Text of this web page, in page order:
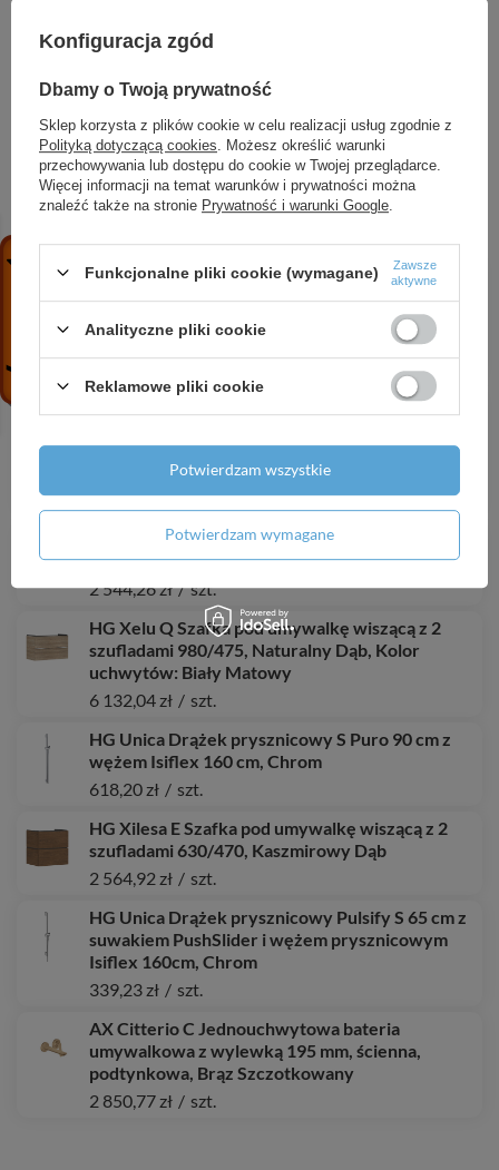
Wysokość (cm)
Głębokość (cm) 7.5
ZOBACZ RÓWNIEŻ
HG Xelu Q Zestaw mała umywalka wisz. z półką
po lewej stronie z szafką z drzwiami lewymi
340/245, Szary Diament Matowy, Kolor
uchwytów: Czarny Matowy
3 014,36 zł / szt.
kompletem odpływowym z cięgłem, Brąz
Szczotkowany
1 803,80 zł / szt.
AX Citterio E Moduł prysznicowy 120/120,
softsquare, podtynkowy, Brąz Szczotkowany
2 544,26 zł / szt.
HG Xelu Q Szafka pod umywalkę wiszącą z 2
szufladami 980/475, Naturalny Dąb, Kolor
uchwytów: Biały Matowy
6 132,04 zł / szt.
HG Unica Drążek prysznicowy S Puro 90 cm z
wężem Isiflex 160 cm, Chrom
618,20 zł / szt.
HG Xilesa E Szafka pod umywalkę wiszącą z 2
szufladami 630/470, Kaszmirowy Dąb
2 564,92 zł / szt.
HG Unica Drążek prysznicowy Pulsify S 65 cm z
suwakiem PushSlider i wężem prysznicowym
Isiflex 160cm, Chrom
339,23 zł / szt.
AX Citterio C Jednouchwytowa bateria
umywalkowa z wylewką 195 mm, ścienna,
podtynkowa, Brąz Szczotkowany
2 850,77 zł / szt.
Konfiguracja zgód
Dbamy o Twoją prywatność
Sklep korzysta z plików cookie w celu realizacji usług zgodnie z
Polityką dotyczącą cookies . Możesz określić warunki
przechowywania lub dostępu do cookie w Twojej przeglądarce.
Więcej informacji na temat warunków i prywatności można
znaleźć także na stronie Prywatność i warunki Google
Funkcjonalne pliki cookie (wymagane)
Zawsze
aktywne
Analityczne pliki cookie
Reklamowe pliki cookie
Potwierdzam wymagane
Potwierdzam wszystkie